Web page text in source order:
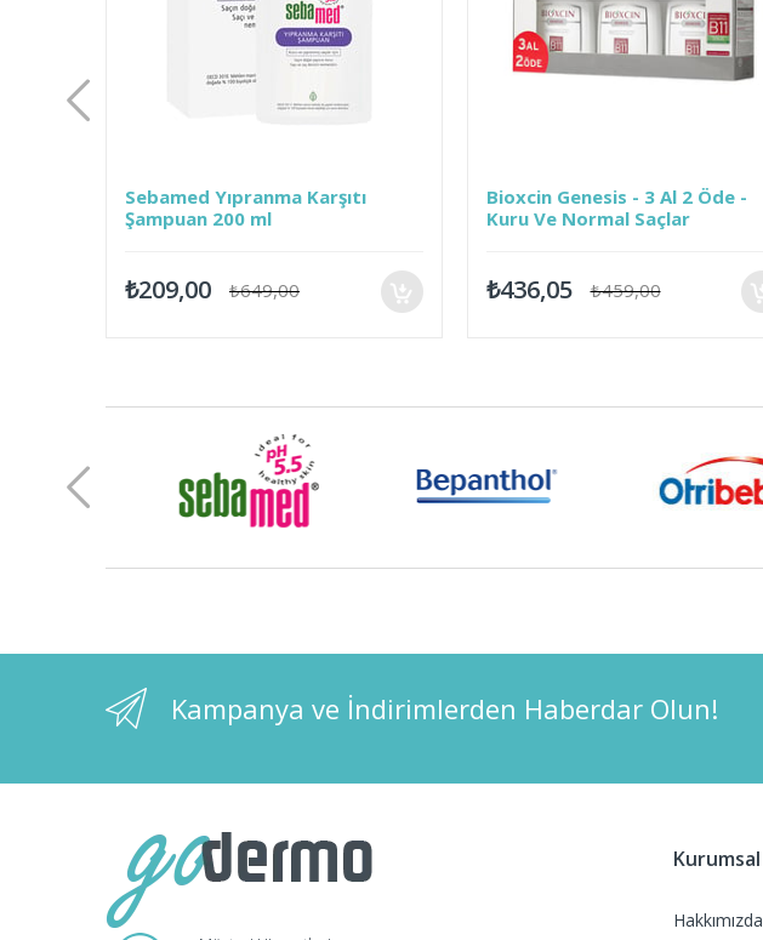
Sebamed Yıpranma Karşıtı
Şampuan 200 ml
₺209,00 ₺649,00
Bioxcin Genesis - 3 Al 2 Öde -
Kuru Ve Normal Saçlar
₺436,05 ₺459,00
Kampanya ve İndirimlerden Haberdar Olun!
Kurumsal
Hakkımızda